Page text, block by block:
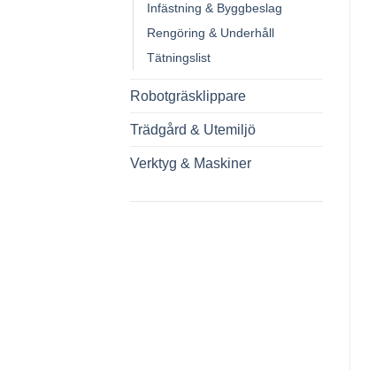
Infästning & Byggbeslag
Rengöring & Underhåll
Tätningslist
Robotgräsklippare
Trädgård & Utemiljö
Verktyg & Maskiner